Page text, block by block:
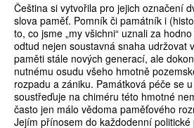
Čeština si vytvořila pro jejich označení
slova paměť. Pomník či památník i
to, co jsme „my všichni“ uznali za
odtud nejen soustavná snaha udržovat
paměti stále nových generací, ale
nutnému osudu všeho hmotně
rozpadu a zániku. Památková péče se
soustřeďuje na chiméru této hmotné
často jen málo vědoma paměťového
Jejím přínosem do každodenní